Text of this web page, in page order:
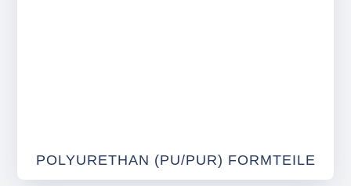
POLYURETHAN (PU/PUR) FORMTEILE